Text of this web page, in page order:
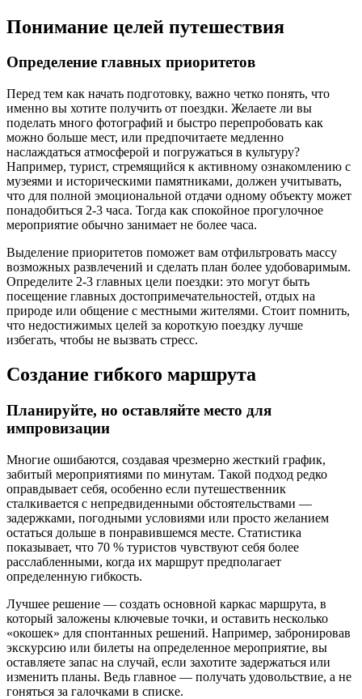
Понимание целей путешествия
Определение главных приоритетов
Перед тем как начать подготовку, важно четко понять, что
именно вы хотите получить от поездки. Желаете ли вы
поделать много фотографий и быстро перепробовать как
можно больше мест, или предпочитаете медленно
наслаждаться атмосферой и погружаться в культуру?
Например, турист, стремящийся к активному ознакомлению с
музеями и историческими памятниками, должен учитывать,
что для полной эмоциональной отдачи одному объекту может
понадобиться 2-3 часа. Тогда как спокойное прогулочное
мероприятие обычно занимает не более часа.
Выделение приоритетов поможет вам отфильтровать массу
возможных развлечений и сделать план более удобоваримым.
Определите 2-3 главных цели поездки: это могут быть
посещение главных достопримечательностей, отдых на
природе или общение с местными жителями. Стоит помнить,
что недостижимых целей за короткую поездку лучше
избегать, чтобы не вызвать стресс.
Создание гибкого маршрута
Планируйте, но оставляйте место для
импровизации
Многие ошибаются, создавая чрезмерно жесткий график,
забитый мероприятиями по минутам. Такой подход редко
оправдывает себя, особенно если путешественник
сталкивается с непредвиденными обстоятельствами —
задержками, погодными условиями или просто желанием
остаться дольше в понравившемся месте. Статистика
показывает, что 70 % туристов чувствуют себя более
расслабленными, когда их маршрут предполагает
определенную гибкость.
Лучшее решение — создать основной каркас маршрута, в
который заложены ключевые точки, и оставить несколько
«окошек» для спонтанных решений. Например, забронировав
экскурсию или билеты на определенное мероприятие, вы
оставляете запас на случай, если захотите задержаться или
изменить планы. Ведь главное — получать удовольствие, а не
гоняться за галочками в списке.